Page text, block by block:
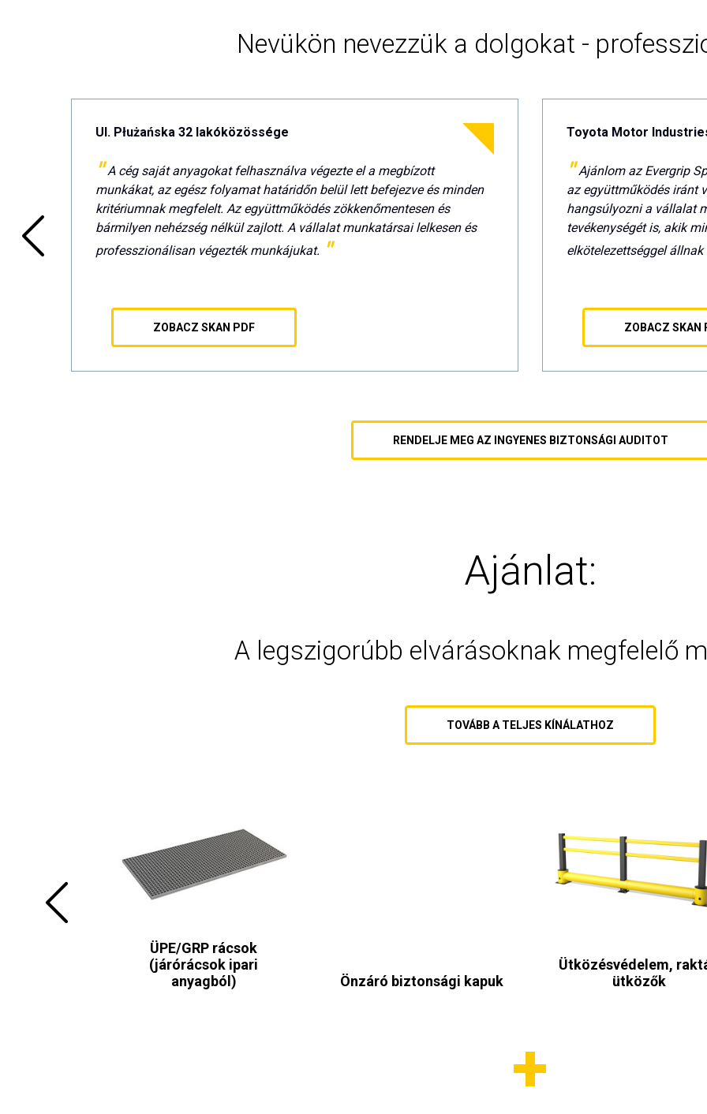
Nevükön nevezzük a dolgokat -
Ul. Płużańska 32 lakóközössége
A cég saját anyagokat felhasználva végezte el a megbízott
munkákat, az egész folyamat határidőn belül lett befejezve és minden
kritériumnak megfelelt. Az együttműködés zökkenőmentesen és
bármilyen nehézség nélkül zajlott. A vállalat munkatársai lelkesen és
professzionálisan végezték munkájukat.
ZOBACZ SKAN PDF
Toyota Motor
Ajánlom az Evergrip
az együttműködés iránt
hangsúlyozni a vállalat
tevékenységét is, akik
elkötelezettséggel állnak
ZOBACZ SKAN
RENDELJE MEG AZ INGYENES BIZTONSÁGI AUDITOT
Ajánlat:
A legszigorúbb elvárásoknak megfelelő
TOVÁBB A TELJES KÍNÁLATHOZ
ÜPE/GRP rácsok
(járórácsok ipari
anyagból)
Önzáró biztonsági kapuk
Ütközésvédelem,
ütközők